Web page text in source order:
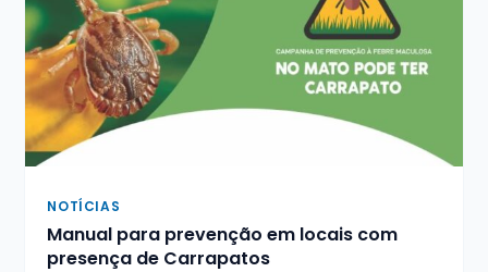
NOTÍCIAS
Manual para prevenção em locais com
presença de Carrapatos